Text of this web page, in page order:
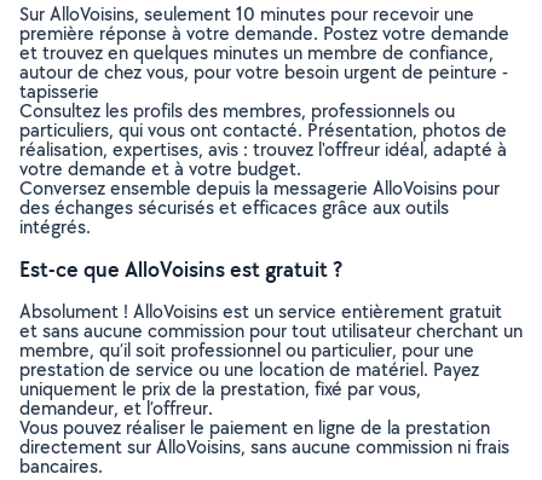
Sur AlloVoisins, seulement 10 minutes pour recevoir une
première réponse à votre demande. Postez votre demande
et trouvez en quelques minutes un membre de confiance,
autour de chez vous, pour votre besoin urgent de peinture -
tapisserie
Consultez les profils des membres, professionnels ou
particuliers, qui vous ont contacté. Présentation, photos de
réalisation, expertises, avis : trouvez l'offreur idéal, adapté à
votre demande et à votre budget.
Conversez ensemble depuis la messagerie AlloVoisins pour
des échanges sécurisés et efficaces grâce aux outils
intégrés.
Est-ce que AlloVoisins est gratuit ?
Absolument ! AlloVoisins est un service entièrement gratuit
et sans aucune commission pour tout utilisateur cherchant un
membre, qu’il soit professionnel ou particulier, pour une
prestation de service ou une location de matériel. Payez
uniquement le prix de la prestation, fixé par vous,
demandeur, et l’offreur.
Vous pouvez réaliser le paiement en ligne de la prestation
directement sur AlloVoisins, sans aucune commission ni frais
bancaires.